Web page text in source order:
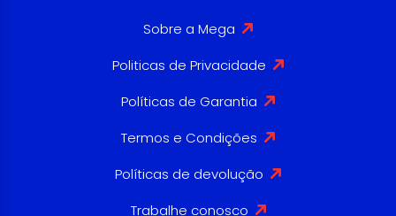
Sobre a Mega
Politicas de Privacidade
Políticas de Garantia
Termos e Condições
Políticas de devolução
Trabalhe conosco